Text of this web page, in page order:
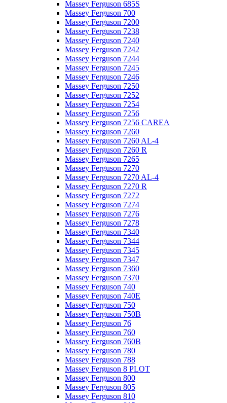
Massey Ferguson 685S
Massey Ferguson 700
Massey Ferguson 7200
Massey Ferguson 7238
Massey Ferguson 7240
Massey Ferguson 7242
Massey Ferguson 7244
Massey Ferguson 7245
Massey Ferguson 7246
Massey Ferguson 7250
Massey Ferguson 7252
Massey Ferguson 7254
Massey Ferguson 7256
Massey Ferguson 7256 CAREA
Massey Ferguson 7260
Massey Ferguson 7260 AL-4
Massey Ferguson 7260 R
Massey Ferguson 7265
Massey Ferguson 7270
Massey Ferguson 7270 AL-4
Massey Ferguson 7270 R
Massey Ferguson 7272
Massey Ferguson 7274
Massey Ferguson 7276
Massey Ferguson 7278
Massey Ferguson 7340
Massey Ferguson 7344
Massey Ferguson 7345
Massey Ferguson 7347
Massey Ferguson 7360
Massey Ferguson 7370
Massey Ferguson 740
Massey Ferguson 740E
Massey Ferguson 750
Massey Ferguson 750B
Massey Ferguson 76
Massey Ferguson 760
Massey Ferguson 760B
Massey Ferguson 780
Massey Ferguson 788
Massey Ferguson 8 PLOT
Massey Ferguson 800
Massey Ferguson 805
Massey Ferguson 810